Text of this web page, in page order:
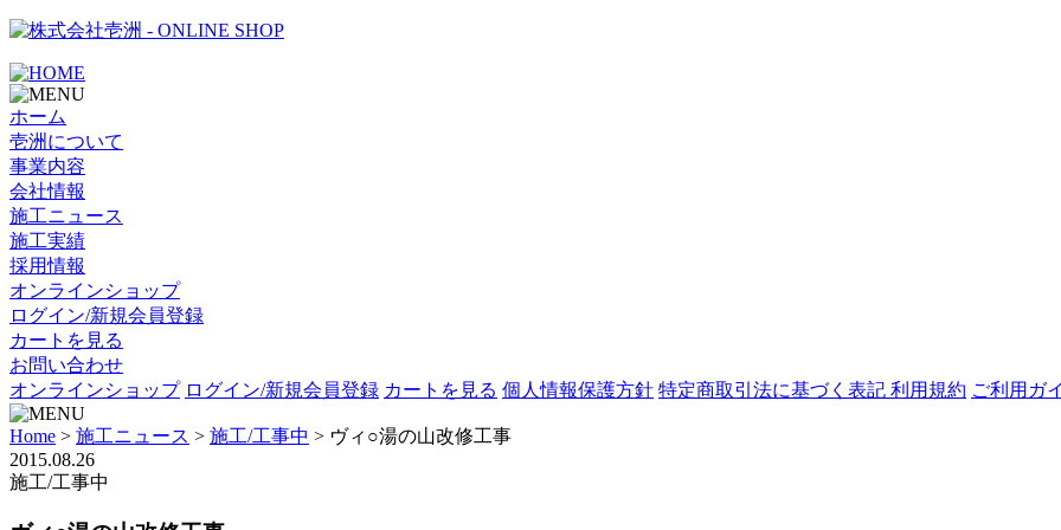
- ONLINE SHOP
ホーム
壱洲について
事業内容
会社情報
施工ニュース
施工実績
採用情報
オンラインショップ
ログイン/新規会員登録
カートを見る
お問い合わせ
オンラインショップ ログイン/新規会員登録 カートを見る 個人情報保護方針 特定商取引法に基づく表記 利用規約 ご利用ガ
Home > 施工ニュース > 施工/工事中 > ヴィ○湯の山改修工事
2015.08.26
施工/工事中